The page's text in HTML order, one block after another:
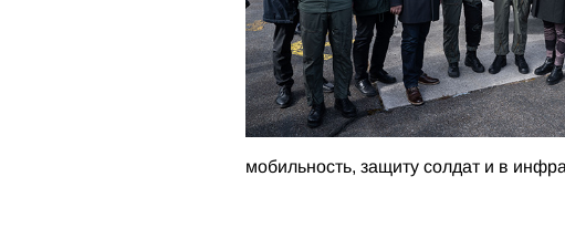
мобильность, защиту солдат и в